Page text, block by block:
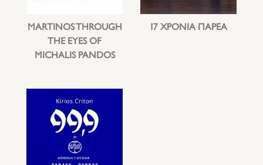
MARTINOS THROUGH
THE EYES OF
MICHALIS PANDOS
17 ΧΡΟΝΙΑ ΠΑΡΕΑ